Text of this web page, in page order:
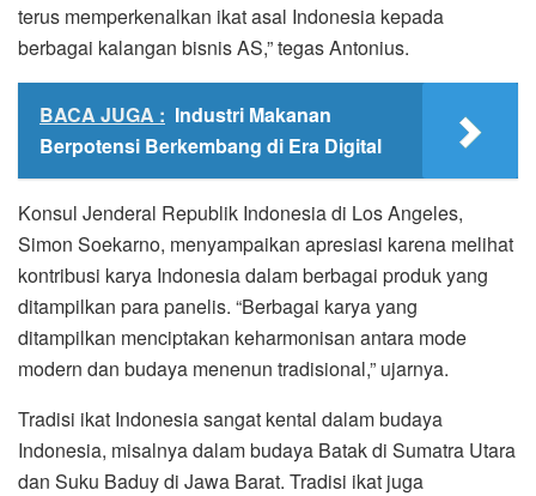
terus memperkenalkan ikat asal Indonesia kepada
berbagai kalangan bisnis AS,” tegas Antonius.
BACA JUGA : Industri Makanan
Berpotensi Berkembang di Era Digital
Konsul Jenderal Republik Indonesia di Los Angeles,
Simon Soekarno, menyampaikan apresiasi karena melihat
kontribusi karya Indonesia dalam berbagai produk yang
ditampilkan para panelis. “Berbagai karya yang
ditampilkan menciptakan keharmonisan antara mode
modern dan budaya menenun tradisional,” ujarnya.
Tradisi ikat Indonesia sangat kental dalam budaya
Indonesia, misalnya dalam budaya Batak di Sumatra Utara
dan Suku Baduy di Jawa Barat. Tradisi ikat juga